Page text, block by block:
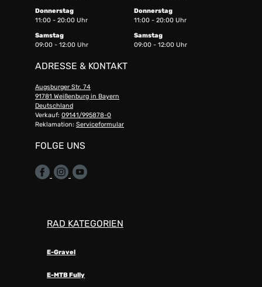
Donnerstag
11:00 - 20:00 Uhr
Donnerstag
11:00 - 20:00 Uhr
Samstag
09:00 - 12:00 Uhr
Samstag
09:00 - 12:00 Uhr
ADRESSE & KONTAKT
Augsburger Str. 74
91781 Weißenburg in Bayern
Deutschland
Verkauf: 09141/995878-0
Reklamation: Serviceformular
FOLGE UNS
RAD KATEGORIEN
E-Gravel
E-MTB Fully